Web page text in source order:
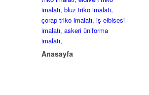
Anasayfa